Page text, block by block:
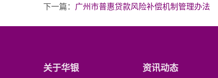
下一篇： 广州市普惠贷款风险补偿机制管理办法
关于华银 资讯动态